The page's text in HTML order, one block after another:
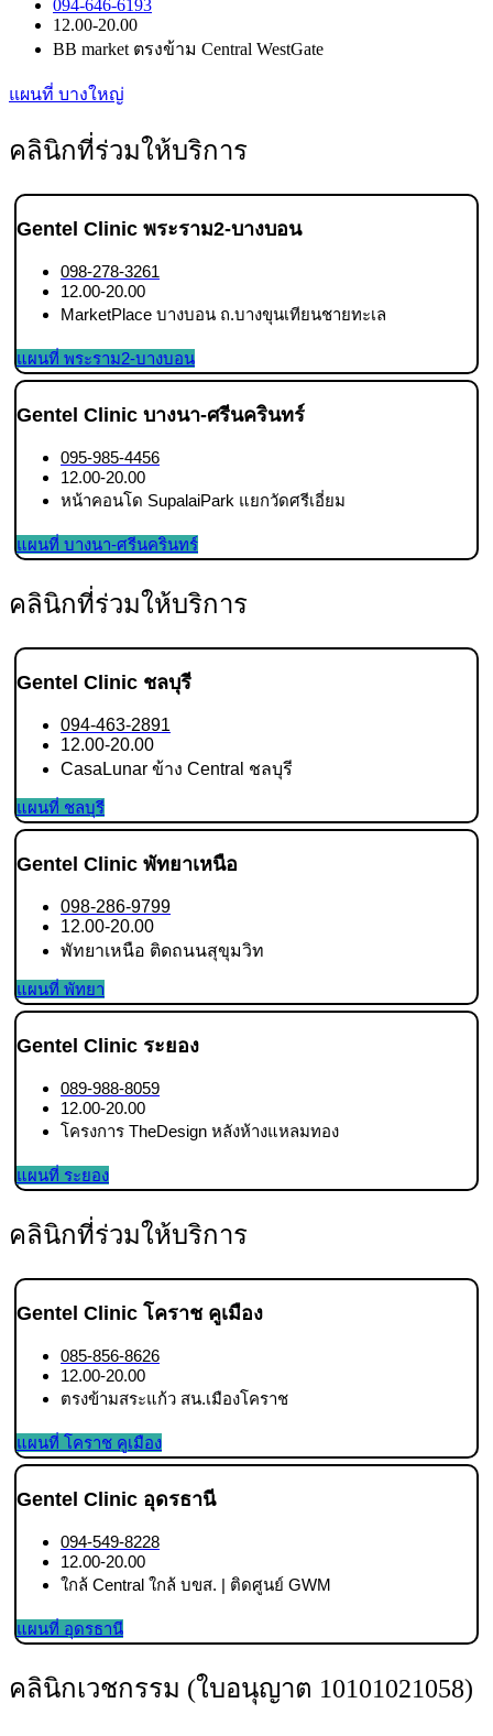
094-646-6193
12.00-20.00
BB market ตรงข้าม Central WestGate
แผนที่ บางใหญ่
คลินิกที่ร่วมให้บริการ
Gentel Clinic พระราม2-บางบอน
098-278-3261
12.00-20.00
MarketPlace บางบอน ถ.บางขุนเทียนชายทะเล
แผนที่ พระราม2-บางบอน
Gentel Clinic บางนา-ศรีนครินทร์
095-985-4456
12.00-20.00
หน้าคอนโด SupalaiPark แยกวัดศรีเอี่ยม
แผนที่ บางนา-ศรีนครินทร์
คลินิกที่ร่วมให้บริการ
Gentel Clinic ชลบุรี
094-463-2891
12.00-20.00
CasaLunar ข้าง Central ชลบุรี
แผนที่ ชลบุรี
Gentel Clinic พัทยาเหนือ
098-286-9799
12.00-20.00
พัทยาเหนือ ติดถนนสุขุมวิท
แผนที่ พัทยา
Gentel Clinic ระยอง
089-988-8059
12.00-20.00
โครงการ TheDesign หลังห้างแหลมทอง
แผนที่ ระยอง
คลินิกที่ร่วมให้บริการ
Gentel Clinic โคราช คูเมือง
085-856-8626
12.00-20.00
ตรงข้ามสระแก้ว สน.เมืองโคราช
แผนที่ โคราช คูเมือง
Gentel Clinic อุดรธานี
094-549-8228
12.00-20.00
ใกล้ Central ใกล้ บขส. | ติดศูนย์ GWM
แผนที่ อุดรธานี
คลินิกเวชกรรม (ใบอนุญาต 10101021058)